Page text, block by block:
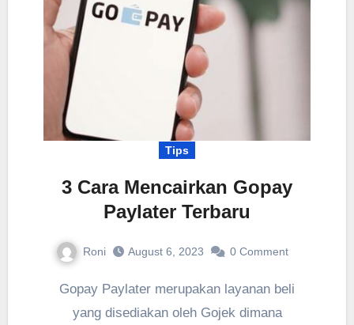
Tips
3 Cara Mencairkan Gopay
Paylater Terbaru
Roni August 6, 2023 0 Comment
Gopay Paylater merupakan layanan beli
yang disediakan oleh Gojek dimana